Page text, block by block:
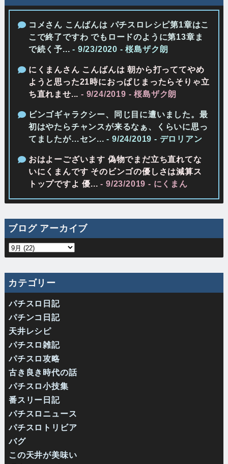
コメさん こんばんは パチスロレシピ第1章はこ
こで終了ですわ でもロードのように第13章ま
で続く予... - 9/23/2020 - 桜島ザク朗
にくまんさん こんばんは 朝から打っててやめ
ようと思った21時におっぱじまったらそりゃ立
ち直れませ... - 9/24/2019 - 桜島ザク朗
ビンゴギャラクシー、同じ目に遭いました。最
初はやたらチャンスが来るなぁ、くらいに思っ
てましたが…セン... - 9/24/2019 - デロリアン
おはよーございます 偽物でまだ立ち直れてな
いにくまんです そのビンゴの優しさは減算ス
トップですよ 優... - 9/23/2019 - にくまん
ブログ アーカイブ
カテゴリー
パチスロ日記
パチンコ日記
天井レシピ
パチスロ雑記
パチスロ攻略
古き良き時代の話
パチスロ小技集
番スリー日記
パチスロニュース
パチスロトリビア
バグ
この天井が美味い